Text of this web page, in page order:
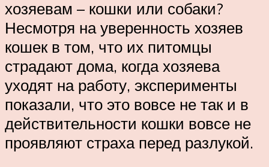
хозяевам – кошки или собаки?
Несмотря на уверенность хозяев
кошек в том, что их питомцы
страдают дома, когда хозяева
уходят на работу, эксперименты
показали, что это вовсе не так и в
действительности кошки вовсе не
проявляют страха перед разлукой.